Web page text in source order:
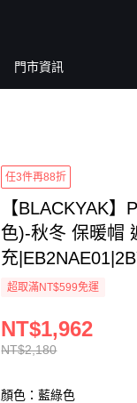
門市資訊
任3件再88折
【BLACKYAK
色)-秋冬 保暖帽
充
超取滿NT$599免運
NT$2,180
NT$1,962
顏色：藍綠色